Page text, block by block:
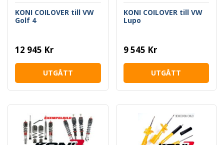
KONI COILOVER till VW
Golf 4
12 945 Kr
UTGÅTT
KONI COILOVER till VW
Lupo
9 545 Kr
UTGÅTT